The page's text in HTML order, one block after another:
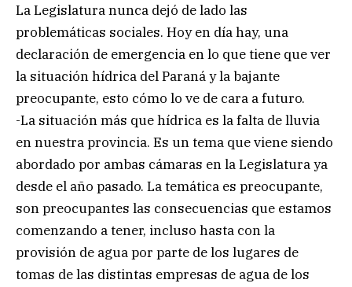
La Legislatura nunca dejó de lado las
problemáticas sociales. Hoy en día hay, una
declaración de emergencia en lo que tiene que ver
la situación hídrica del Paraná y la bajante
preocupante, esto cómo lo ve de cara a futuro.
-La situación más que hídrica es la falta de lluvia
en nuestra provincia. Es un tema que viene siendo
abordado por ambas cámaras en la Legislatura ya
desde el año pasado. La temática es preocupante,
son preocupantes las consecuencias que estamos
comenzando a tener, incluso hasta con la
provisión de agua por parte de los lugares de
tomas de las distintas empresas de agua de los